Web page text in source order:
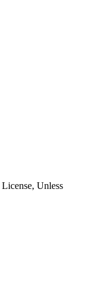
License, Unless